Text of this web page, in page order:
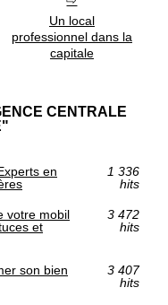
Un local
professionnel dans la
capitale
CENTRALE
en
1 336
hits
votre mobil
et
3 472
hits
son bien
3 407
hits